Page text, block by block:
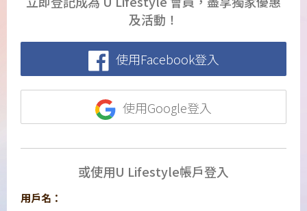
及活動！
使用Facebook登入
使用Google登入
或使用U Lifestyle帳戶登入
用戶名：